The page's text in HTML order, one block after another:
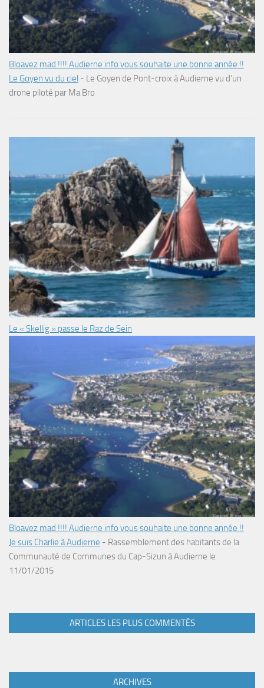
Bloavez mad !!!! Audierne info vous souhaite une bonne année !!
Le Goyen vu du ciel - Le Goyen de Pont-croix à Audierne vu d’un
drone piloté par Ma Bro
Le « Skellig » passe le Raz de Sein
Bloavez mad !!!! Audierne info vous souhaite une bonne année !!
Je suis Charlie à Audierne - Rassemblement des habitants de la
Communauté de Communes du Cap-Sizun à Audierne le
11/01/2015
ARTICLES LES PLUS COMMENTÉS
ARCHIVES